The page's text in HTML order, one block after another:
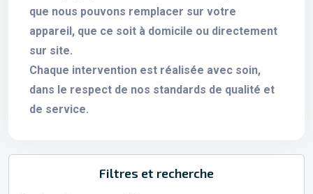
que nous pouvons remplacer sur votre
appareil, que ce soit à domicile ou directement
sur site.
Chaque intervention est réalisée avec soin,
dans le respect de nos standards de qualité et
de service.
Filtres et recherche